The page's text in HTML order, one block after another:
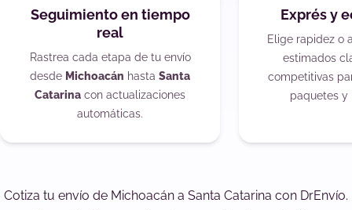
Seguimiento en tiempo
real
Rastrea cada etapa de tu envío
desde Michoacán hasta Santa
Catarina con actualizaciones
automáticas.
Exprés y
Elige rapidez o
estimados
competitivas
paquetes y
Cotiza tu envío de Michoacán a Santa Catarina con DrEnvío.